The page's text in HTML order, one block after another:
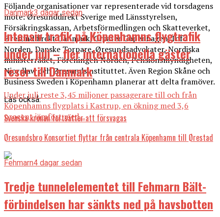
Följande organisationer var representerade vid torsdagens
möte: Øresunddirekt Sverige med Länsstyrelsen,
Försäkringskassan, Arbetsförmedlingen och Skatteverket,
Øresunddirekt Danmark, Greater Copenhagen, Info
Norden, Danske Torpare, Øresundsadvokater, Nordiska
ministerrådet, Föreningen Norden, Pensionsmyndigheten,
Njordlaw och Øresundsinstituttet. Även Region Skåne och
Business Sweden i Köpenhamn planerar att delta framöver.
Läs också:
Svenska kronan fortsätter att försvagas
Øresundsbro Konsortiet flyttar från centrala Köpenhamn till Ørestad
Danmark3 dagar sedan
Intensiv trafik på Köpenhamns flygtrafik
under juli – fler internationella gäster
reser till Danmark
Under juli reste 3,45 miljoner passagerare till och från
Köpenhamns flygplats i Kastrup, en ökning med 3,6
procent jämfört med...
Fehmarn4 dagar sedan
Tredje tunnelelementet till Fehmarn Bält-
förbindelsen har sänkts ned på havsbotten